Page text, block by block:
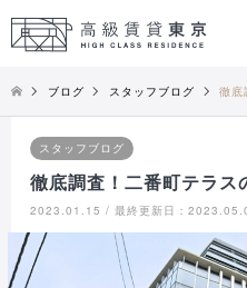
ブログ スタッフブログ 徹底
スタッフブログ
徹底調査！二番町テラス
2023.01.15 / 最終更新日：